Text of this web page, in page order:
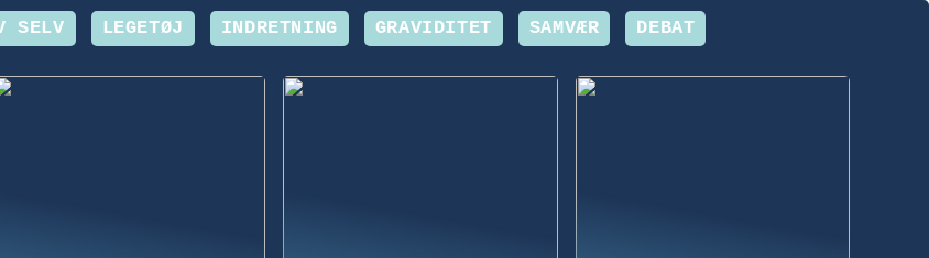
SELV LEGETØJ INDRETNING GRAVIDITET SAMVÆR DEBAT